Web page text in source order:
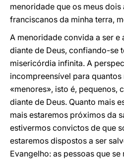
menoridade que os meus
franciscanos da minha terra,
A menoridade convida a ser e
diante de Deus, confiando-se
misericórdia infinita. A
incompreensível para quantos
«menores», isto é, pequenos,
diante de Deus. Quanto mais
mais estaremos próximos da
estivermos convictos de que
estaremos dispostos a ser
Evangelho: as pessoas que